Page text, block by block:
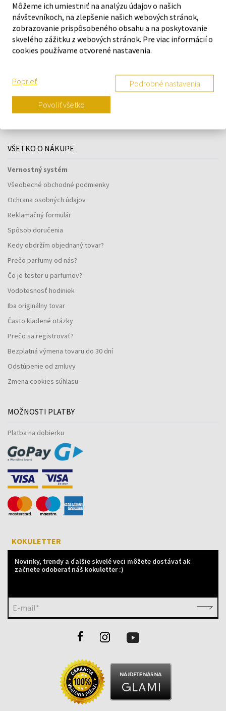
Navštívte našu predajňu v Šamoríne
Po - Pi: 8:00 - 16:00
VŠETKO O NÁKUPE
Vernostný systém
Všeobecné obchodné podmienky
Ochrana osobných údajov
Reklamačný formulár
Spôsob doručenia
Kedy obdržím objednaný tovar?
Prečo parfumy od nás?
Čo je tester u parfumov?
Vodotesnosť hodiniek
Iba originálny tovar
Často kladené otázky
Prečo sa registrovať?
Bezplatná výmena tovaru do 30 dní
Odstúpenie od zmluvy
Zmena cookies súhlasu
MOŽNOSTI PLATBY
Platba na dobierku
KOKULETTER
Novinky, trendy a ďalšie skvelé veci môžete dostávať ak
začnete odoberať náš kokuletter :)
E-mail*
Môžeme ich umiestniť na analýzu údajov o našich
návštevníkoch, na zlepšenie našich webových stránok,
zobrazovanie prispôsobeného obsahu a na poskytovanie
skvelého zážitku z webových stránok. Pre viac informácií o
cookies používame otvorené nastavenia.
Poprieť Podrobné nastavenia
Povoliť všetko